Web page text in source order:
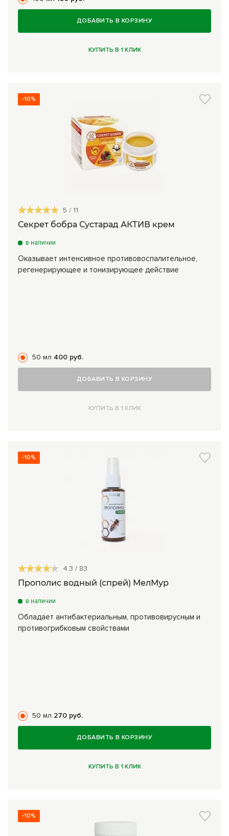
ДОБАВИТЬ В КОРЗИНУ
КУПИТЬ В 1 КЛИК
-10%
5 / 11
Секрет бобра Сустарад АКТИВ крем
в наличии
Оказывает интенсивное противовоспалительное,
регенерирующее и тонизирующее действие
50 мл 400 руб.
ДОБАВИТЬ В КОРЗИНУ
КУПИТЬ В 1 КЛИК
-10%
4.3 / 83
Прополис водный (спрей) МелМур
в наличии
Обладает антибактериальным, противовирусным и
противогрибковым свойствами
50 мл 270 руб.
ДОБАВИТЬ В КОРЗИНУ
КУПИТЬ В 1 КЛИК
-10%